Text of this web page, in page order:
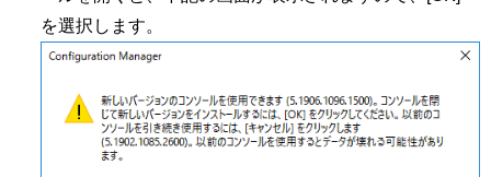
を選択します。